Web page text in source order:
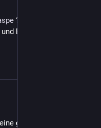
?  1 Uhr ist Joshi für
Balladen ->
gute Nacht, doch